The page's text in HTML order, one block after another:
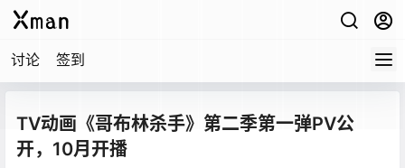
讨论 签到
TV动画《哥布林杀手》第二季第一弹PV公
开，10月开播